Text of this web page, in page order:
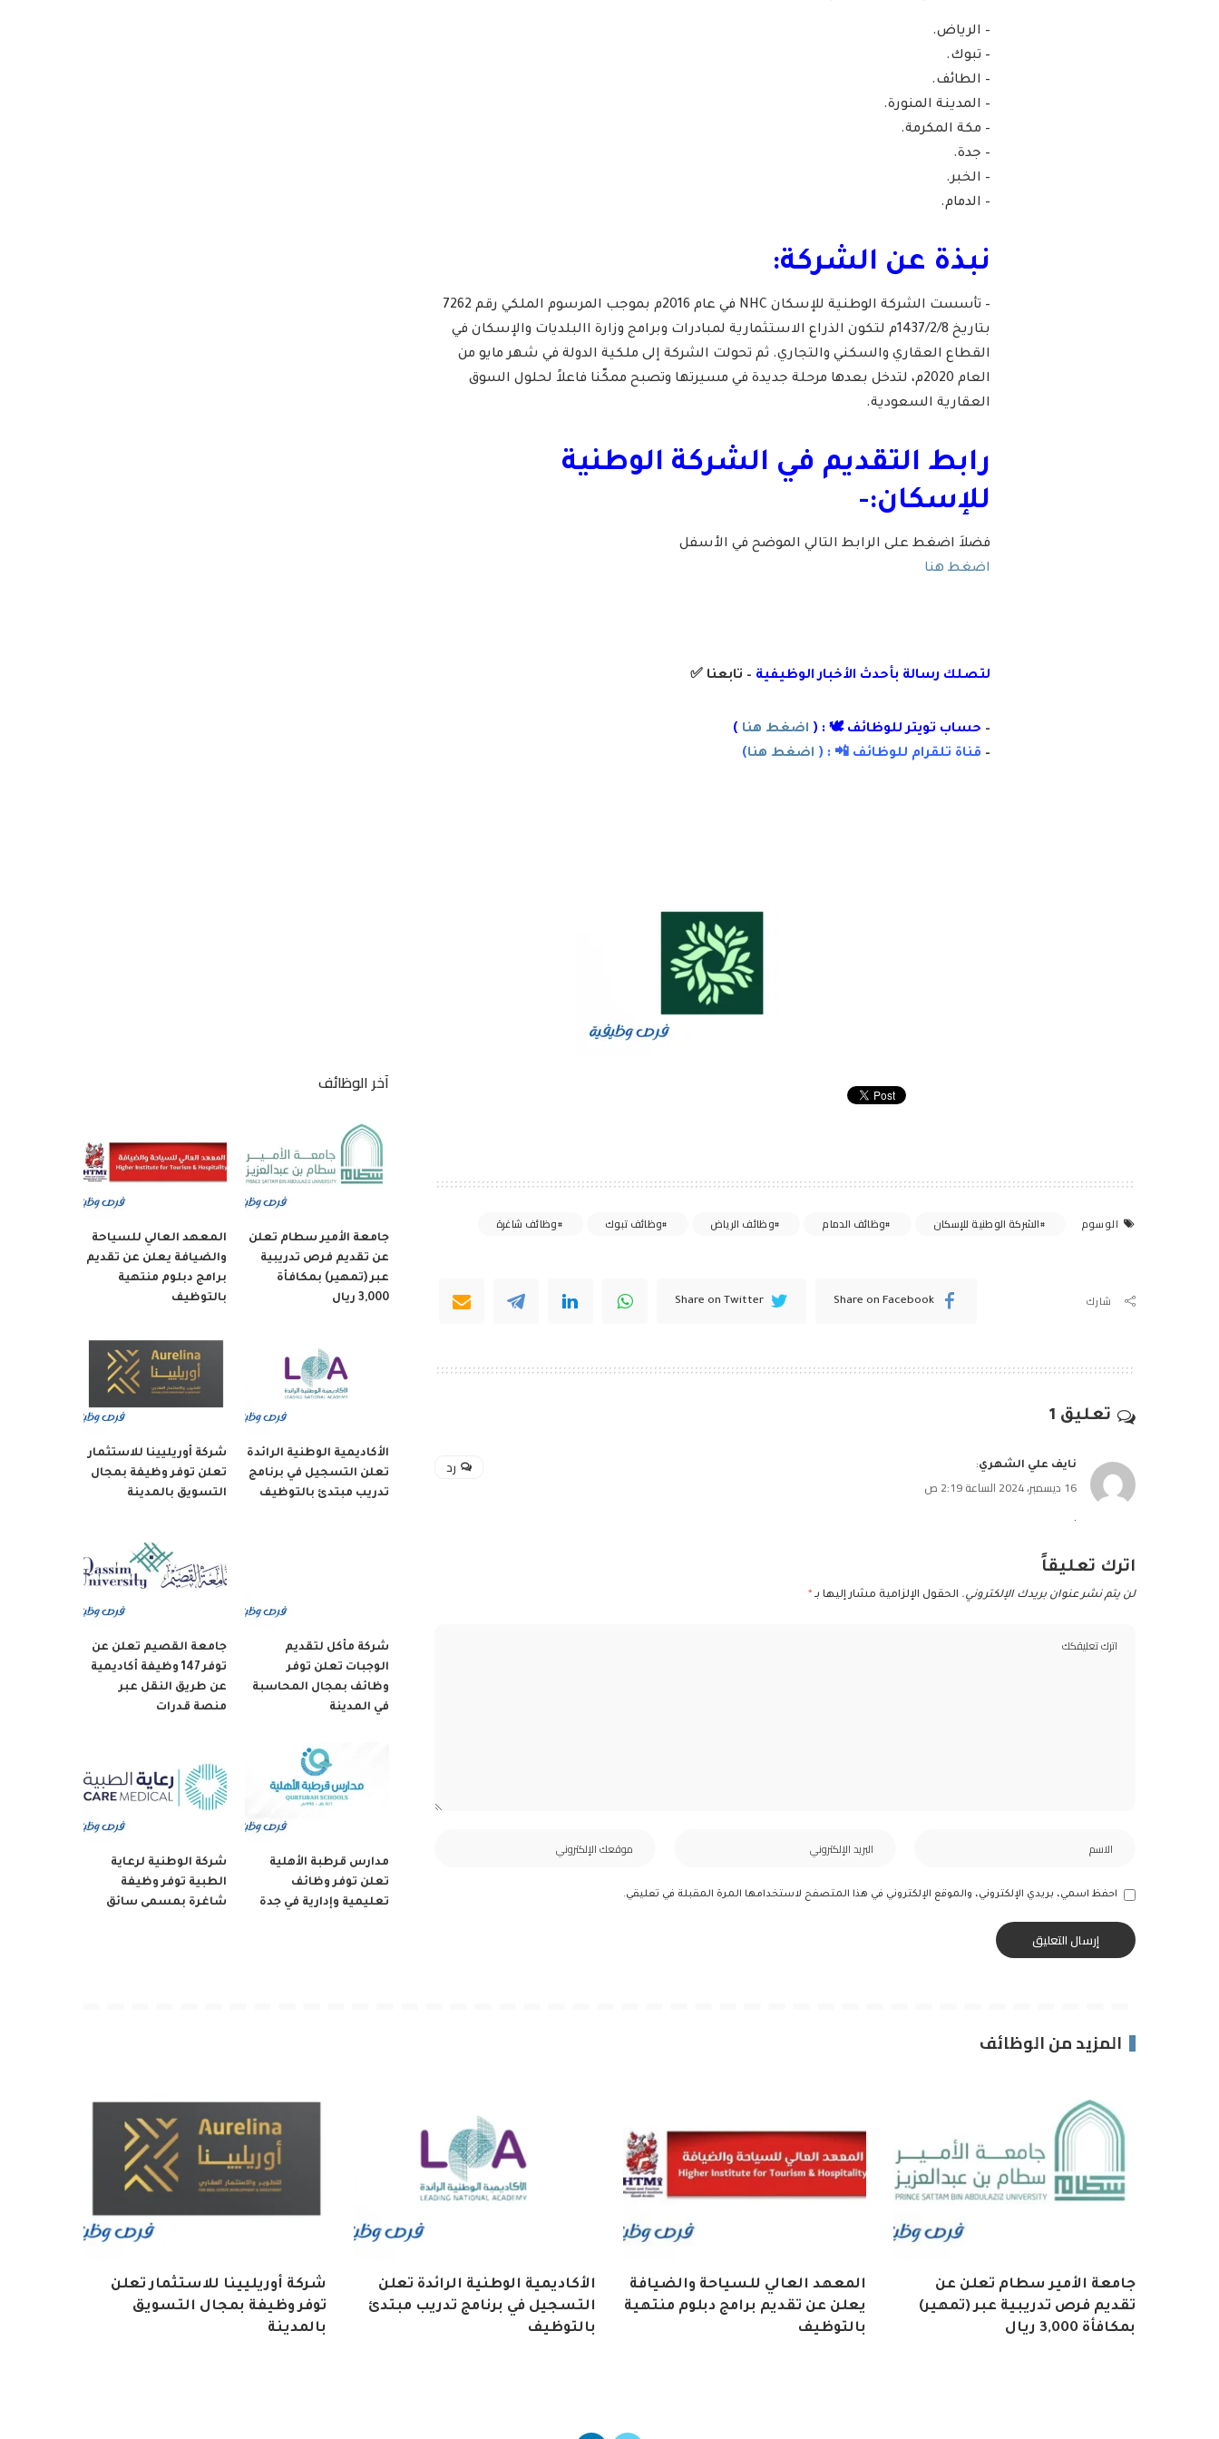
– الرياض.
– تبوك.
– الطائف.
– المدينة المنورة.
– مكة المكرمة.
– جدة.
– الخبر.
– الدمام.
نبذة عن الشركة:
– تأسست الشركة الوطنية للإسكان NHC في عام 2016م بموجب المرسوم الملكي رقم 7262
بتاريخ 1437/2/8م لتكون الذراع الاستثمارية لمبادرات وبرامج وزارة االبلديات والإسكان في
القطاع العقاري والسكني والتجاري. ثم تحولت الشركة إلى ملكية الدولة في شهر مايو من
العام 2020م، لتدخل بعدها مرحلة جديدة في مسيرتها وتصبح ممكّنا فاعلاً لحلول السوق
العقارية السعودية.
رابط التقديم في الشركة الوطنية
للإسكان:-
فضلاَ اضغط على الرابط التالي الموضح في الأسفل
اضغط هنا
لتصلك رسالة بأحدث الأخبار الوظيفية – تابعنا ✅
– حساب تويتر للوظائف 🕊 : ( اضغط هنا )
– قناة تلقرام للوظائف 📲 : ( اضغط هنا)
الوسوم الشركة الوطنية للإسكان وظائف الدمام وظائف الرياض وظائف تبوك وظائف شاغرة
شارك Share on Facebook
Share on Twitter
تعليق 1
نايف علي الشهري:
16 ديسمبر، 2024 الساعة 2:19 ص
.
رد
اترك تعليقاً
لن يتم نشر عنوان بريدك الإلكتروني. الحقول الإلزامية مشار إليها بـ *
احفظ اسمي، بريدي الإلكتروني، والموقع الإلكتروني في هذا المتصفح لاستخدامها المرة المقبلة في تعليقي.
آخر الوظائف
جامعة الأمير سطام تعلن
عن تقديم فرص تدريبية
عبر (تمهير) بمكافأة
3,000 ريال
المعهد العالي للسياحة
والضيافة يعلن عن تقديم
برامج دبلوم منتهية
بالتوظيف
الأكاديمية الوطنية الرائدة
تعلن التسجيل في برنامج
تدريب مبتدئ بالتوظيف
شركة أوريليينا للاستثمار
تعلن توفر وظيفة بمجال
التسويق بالمدينة
شركة مأكل لتقديم
الوجبات تعلن توفر
وظائف بمجال المحاسبة
في المدينة
جامعة القصيم تعلن عن
توفر 147 وظيفة أكاديمية
عن طريق النقل عبر
منصة قدرات
مدارس قرطبة الأهلية
تعلن توفر وظائف
تعليمية وإدارية في جدة
شركة الوطنية لرعاية
الطبية توفر وظيفة
شاغرة بمسمى سائق
المزيد من الوظائف
جامعة الأمير سطام تعلن عن
تقديم فرص تدريبية عبر (تمهير)
بمكافأة 3,000 ريال
المعهد العالي للسياحة والضيافة
يعلن عن تقديم برامج دبلوم منتهية
بالتوظيف
الأكاديمية الوطنية الرائدة تعلن
التسجيل في برنامج تدريب مبتدئ
بالتوظيف
شركة أوريليينا للاستثمار تعلن
توفر وظيفة بمجال التسويق
بالمدينة